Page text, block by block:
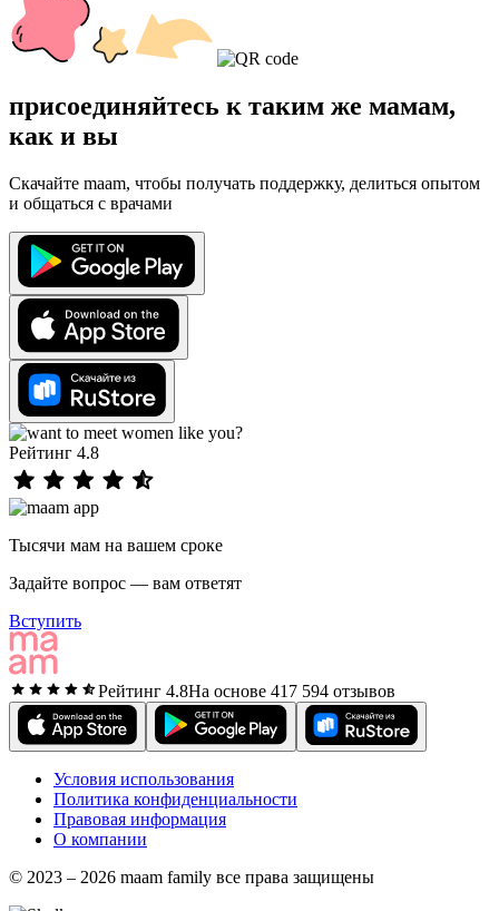
присоединяйтесь к таким же мамам,
как и вы
Скачайте maam, чтобы получать поддержку, делиться опытом
и общаться с врачами
Рейтинг 4.8
Тысячи мам на вашем сроке
Задайте вопрос — вам ответят
Вступить
Рейтинг 4.8На основе 417 594 отзывов
Условия использования
Политика конфиденциальности
Правовая информация
О компании
© 2023 – 2026 maam family все права защищены